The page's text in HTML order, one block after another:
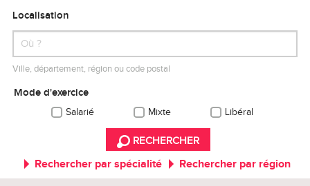
Localisation
Ville, département, région ou code postal
Mode d'exercice
Salarié Mixte Libéral
RECHERCHER
Rechercher par spécialité Rechercher par région